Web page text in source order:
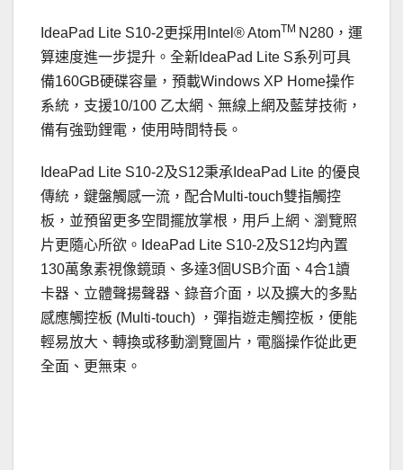
IdeaPad Lite S10-2更採用Intel® AtomTM N280，運
算速度進一步提升。全新IdeaPad Lite S系列可具
備160GB硬碟容量，預載Windows XP Home操作
系統，支援10/100 乙太網、無線上網及藍芽技術，
備有強勁鋰電，使用時間特長。
IdeaPad Lite S10-2及S12秉承IdeaPad Lite 的優良
傳統，鍵盤觸感一流，配合Multi-touch雙指觸控
板，並預留更多空間擺放掌根，用戶上網、瀏覽照
片更隨心所欲。IdeaPad Lite S10-2及S12均內置
130萬象素視像鏡頭、多達3個USB介面、4合1讀
卡器、立體聲揚聲器、錄音介面，以及擴大的多點
感應觸控板 (Multi-touch) ，彈指遊走觸控板，便能
輕易放大、轉換或移動瀏覽圖片，電腦操作從此更
全面、更無束。